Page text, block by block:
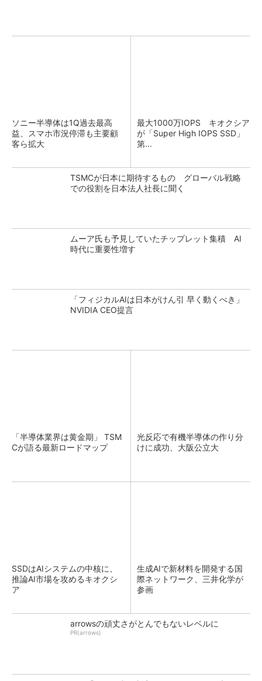
ソニー半導体は1Q過去最高
益、スマホ市況停滞も主要顧
客ら拡大
最大1000万IOPS キオクシア
が「Super High IOPS SSD」
第...
TSMCが日本に期待するもの グローバル戦略
での役割を日本法人社長に聞く
ムーア氏も予見していたチップレット集積 AI
時代に重要性増す
「フィジカルAIは日本がけん引 早く動くべき」
NVIDIA CEO提言
「半導体業界は黄金期」 TSM
Cが語る最新ロードマップ
光反応で有機半導体の作り分
けに成功、大阪公立大
SSDはAIシステムの中核に、
推論AI市場を攻めるキオクシ
ア
生成AIで新材料を開発する国
際ネットワーク、三井化学が
参画
arrowsの頑丈さがとんでもないレベルに
PR(arrows)